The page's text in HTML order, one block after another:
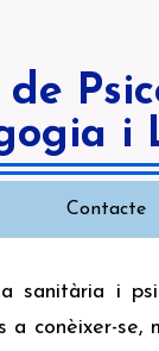
i
Contacte
sanitària i
a conèixer-se,